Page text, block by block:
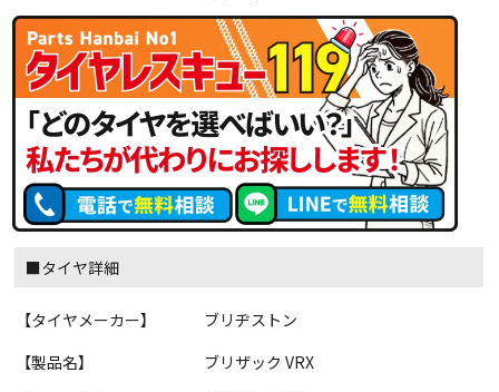
■タイヤ詳細
【タイヤメーカー】
ブリヂストン
【製品名】
ブリザック VRX